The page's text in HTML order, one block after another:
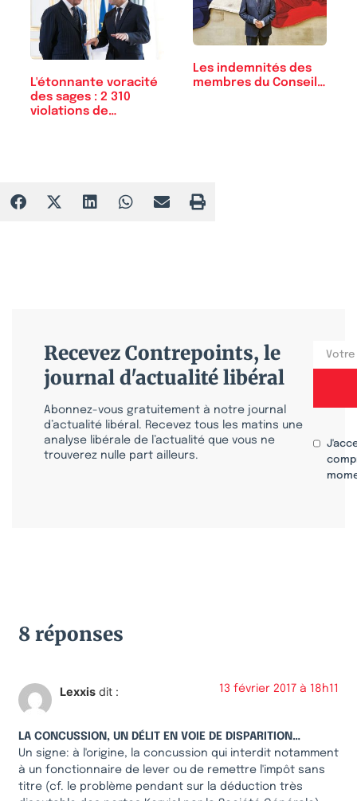
L'étonnante voracité
des sages : 2 310
violations de…
Les indemnités des
membres du Conseil…
Recevez Contrepoints, le
journal d'actualité libéral
Abonnez-vous gratuitement à notre journal
d’actualité libéral. Recevez tous les matins une
analyse libérale de l’actualité que vous ne
trouverez nulle part ailleurs.
8 réponses
Lexxis dit : 13 février 2017 à 18h11
LA CONCUSSION, UN DÉLIT EN VOIE DE DISPARITION…
Un signe: à l'origine, la concussion qui interdit notamment
à un fonctionnaire de lever ou de remettre l'impôt sans
titre (cf. le problème pendant sur la déduction très